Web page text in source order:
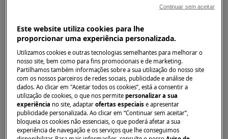
WARNING! RISK OF INJURY
Always take care when moving appliances. For
heavy appliances it's safest for two persons to
Este website utiliza cookies para lhe
proporcionar uma experiência personalizada.
Utilizamos cookies e outras tecnologias semelhantes para melhorar o
nosso site, bem como para fins promocionais e de marketing.
Partilhamos também informações sobre a sua utilização do nosso site
com os nossos parceiros de redes sociais, publicidade e análise de
dados. Ao clicar em "Aceitar todos os cookies”, está a consentir a
utilização de cookies, o que nos permitepersonalizar a sua
experiência no site, adaptarofertas especiaise apresentar
publicidade personalizada. Ao clicar em “Continuar sem aceitar”,
bloqueia os cookies não essenciais, o que poderá afetar a sua
experiência de navegação e os serviços que lhe conseguimos
Continuar sem aceitar